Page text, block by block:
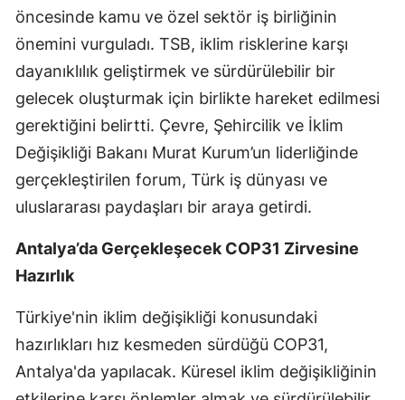
Erzincan
Erzurum
Gaziantep
Giresun
Gümüşhane
Isparta
Mersin
İstanbul
öncesinde kamu ve özel sektör iş birliğinin
önemini vurguladı. TSB, iklim risklerine karşı
dayanıklılık geliştirmek ve sürdürülebilir bir
gelecek oluşturmak için birlikte hareket edilmesi
gerektiğini belirtti. Çevre, Şehircilik ve İklim
Değişikliği Bakanı Murat Kurum’un liderliğinde
gerçekleştirilen forum, Türk iş dünyası ve
uluslararası paydaşları bir araya getirdi.
Antalya’da Gerçekleşecek COP31 Zirvesine
Hazırlık
Türkiye'nin iklim değişikliği konusundaki
hazırlıkları hız kesmeden sürdüğü COP31,
Antalya'da yapılacak. Küresel iklim değişikliğinin